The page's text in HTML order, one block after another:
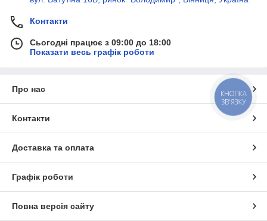
Контакти
Сьогодні працює з 09:00 до 18:00
Показати весь графік роботи
Про нас
Контакти
Доставка та оплата
Графік роботи
Повна версія сайту
КНОПКА
ЗВ'ЯЗКУ